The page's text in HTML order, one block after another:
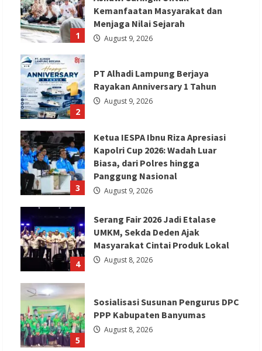
1
Kemanfaatan Masyarakat dan
Menjaga Nilai Sejarah
August 9, 2026
2
PT Alhadi Lampung Berjaya
Rayakan Anniversary 1 Tahun
August 9, 2026
3
Ketua IESPA Ibnu Riza Apresiasi
Kapolri Cup 2026: Wadah Luar
Biasa, dari Polres hingga
Panggung Nasional
August 9, 2026
4
Serang Fair 2026 Jadi Etalase
UMKM, Sekda Deden Ajak
Masyarakat Cintai Produk Lokal
August 8, 2026
5
Sosialisasi Susunan Pengurus DPC
PPP Kabupaten Banyumas
August 8, 2026